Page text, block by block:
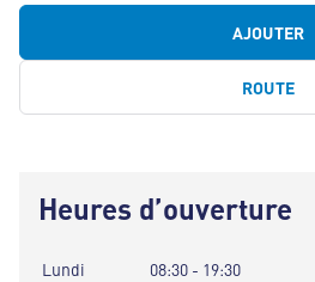
AJOUTER
ROUTE
Heures d’ouverture
Lundi
08:30 - 19:30